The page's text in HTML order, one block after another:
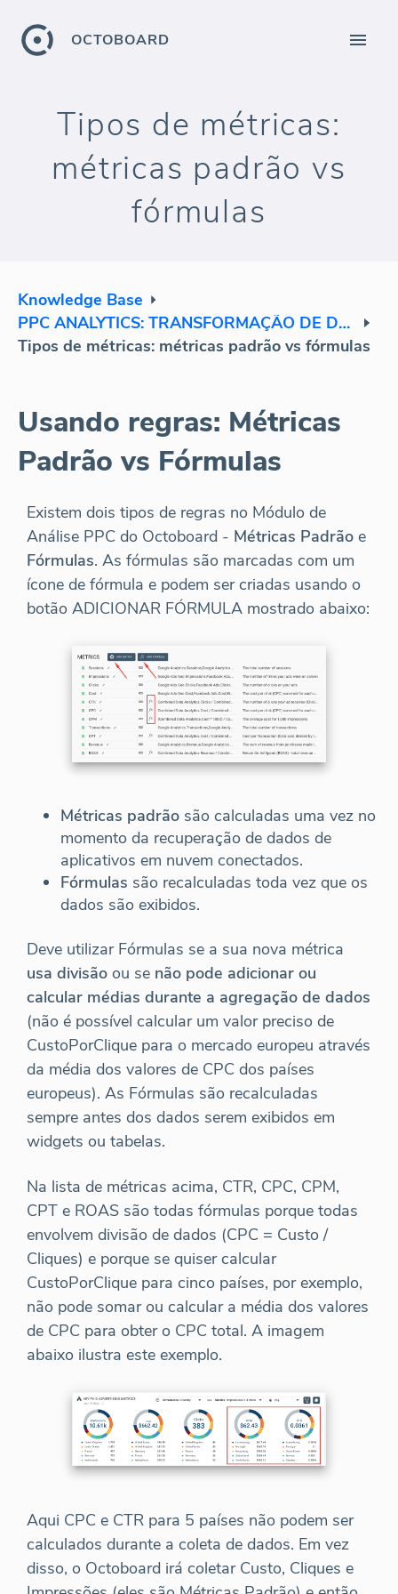
OCTOBOARD
Tipos de métricas:
métricas padrão vs
fórmulas
Knowledge Base
PPC ANALYTICS: TRANSFORMAÇÃO DE DADOS
Tipos de métricas: métricas padrão vs fórmulas
Usando regras: Métricas
Padrão vs Fórmulas
Existem dois tipos de regras no Módulo de
Análise PPC do Octoboard - Métricas Padrão e
Fórmulas. As fórmulas são marcadas com um
ícone de fórmula e podem ser criadas usando o
botão ADICIONAR FÓRMULA mostrado abaixo:
Métricas padrão são calculadas uma vez no
momento da recuperação de dados de
aplicativos em nuvem conectados.
Fórmulas são recalculadas toda vez que os
dados são exibidos.
Deve utilizar Fórmulas se a sua nova métrica
usa divisão ou se não pode adicionar ou
calcular médias durante a agregação de dados
(não é possível calcular um valor preciso de
CustoPorClique para o mercado europeu através
da média dos valores de CPC dos países
europeus). As Fórmulas são recalculadas
sempre antes dos dados serem exibidos em
widgets ou tabelas.
Na lista de métricas acima, CTR, CPC, CPM,
CPT e ROAS são todas fórmulas porque todas
envolvem divisão de dados (CPC = Custo /
Cliques) e porque se quiser calcular
CustoPorClique para cinco países, por exemplo,
não pode somar ou calcular a média dos valores
de CPC para obter o CPC total. A imagem
abaixo ilustra este exemplo.
Aqui CPC e CTR para 5 países não podem ser
calculados durante a coleta de dados. Em vez
disso, o Octoboard irá coletar Custo, Cliques e